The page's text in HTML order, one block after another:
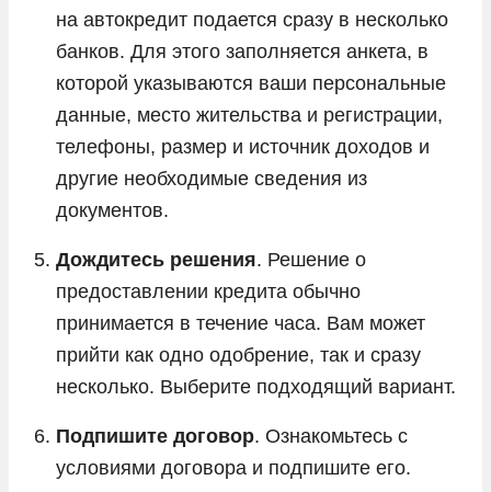
на автокредит подается сразу в несколько
банков. Для этого заполняется анкета, в
которой указываются ваши персональные
данные, место жительства и регистрации,
телефоны, размер и источник доходов и
другие необходимые сведения из
документов.
Дождитесь решения. Решение о
предоставлении кредита обычно
принимается в течение часа. Вам может
прийти как одно одобрение, так и сразу
несколько. Выберите подходящий вариант.
Подпишите договор. Ознакомьтесь с
условиями договора и подпишите его.